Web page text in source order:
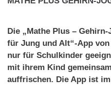
Die „Mathe Plus –
für Jung und Alt“-App
nur für Schulkinder
mit ihrem Kind
auffrischen. Die App ist